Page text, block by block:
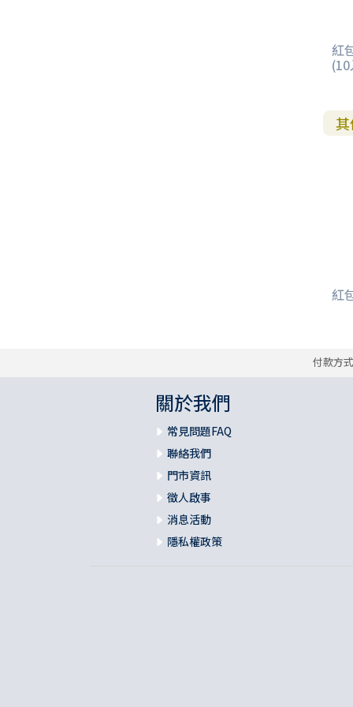
紅
紅
付款方
關於我們
常見問題FAQ
聯絡我們
門市資訊
徵人啟事
消息活動
隱私權政策